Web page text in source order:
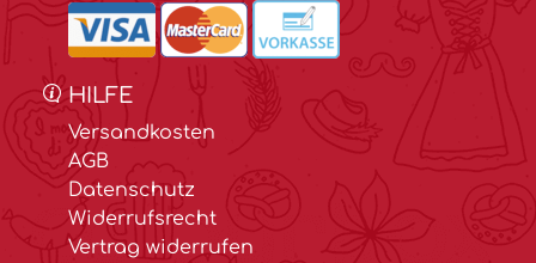
HILFE
Versandkosten
AGB
Datenschutz
Widerrufsrecht
Vertrag widerrufen